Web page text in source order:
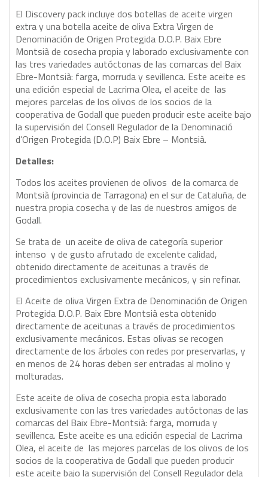
El Discovery pack incluye dos botellas de aceite virgen
extra y una botella aceite de oliva Extra Virgen de
Denominación de Origen Protegida D.O.P. Baix Ebre
Montsià de cosecha propia y laborado exclusivamente con
las tres variedades autóctonas de las comarcas del Baix
Ebre-Montsià: farga, morruda y sevillenca. Este aceite es
una edición especial de Lacrima Olea, el aceite de las
mejores parcelas de los olivos de los socios de la
cooperativa de Godall que pueden producir este aceite bajo
la supervisión del Consell Regulador de la Denominació
d’Origen Protegida (D.O.P) Baix Ebre – Montsià.
Detalles:
Todos los aceites provienen de olivos de la comarca de
Montsià (provincia de Tarragona) en el sur de Cataluña, de
nuestra propia cosecha y de las de nuestros amigos de
Godall.
Se trata de un aceite de oliva de categoría superior
intenso y de gusto afrutado de excelente calidad,
obtenido directamente de aceitunas a través de
procedimientos exclusivamente mecánicos, y sin refinar.
El Aceite de oliva Virgen Extra de Denominación de Origen
Protegida D.O.P. Baix Ebre Montsià esta obtenido
directamente de aceitunas a través de procedimientos
exclusivamente mecánicos. Estas olivas se recogen
directamente de los árboles con redes por preservarlas, y
en menos de 24 horas deben ser entradas al molino y
molturadas.
Este aceite de oliva de cosecha propia esta laborado
exclusivamente con las tres variedades autóctonas de las
comarcas del Baix Ebre-Montsià: farga, morruda y
sevillenca. Este aceite es una edición especial de Lacrima
Olea, el aceite de las mejores parcelas de los olivos de los
socios de la cooperativa de Godall que pueden producir
este aceite bajo la supervisión del Consell Regulador dela